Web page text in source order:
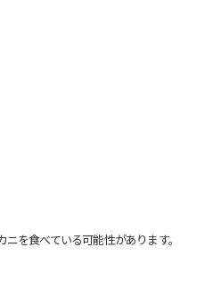
を食べている可能性があります。